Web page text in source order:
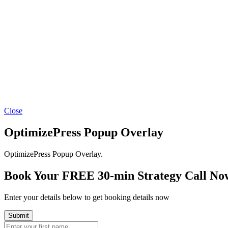
Close
OptimizePress Popup Overlay
OptimizePress Popup Overlay.
Book Your FREE 30-min Strategy Call
Enter your details below to get booking details now